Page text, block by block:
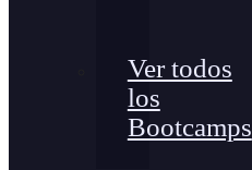
Ver todos
los
Bootcamps